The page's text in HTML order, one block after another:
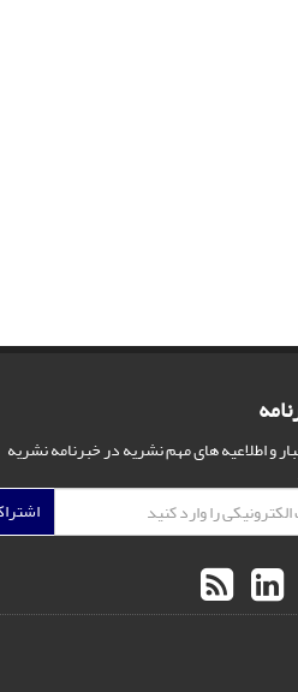
و اطلاعیه های مهم نشریه در خبرنامه نشریه